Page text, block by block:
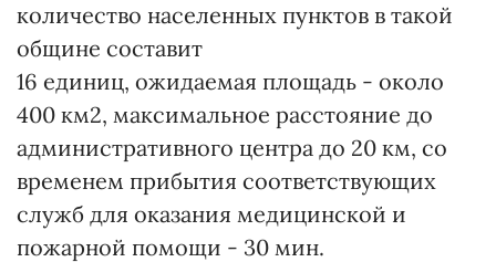
количество населенных пунктов в такой
общине составит
16 единиц, ожидаемая площадь - около
400 км2, максимальное расстояние до
административного центра до 20 км, со
временем прибытия соответствующих
служб для оказания медицинской и
пожарной помощи - 30 мин.